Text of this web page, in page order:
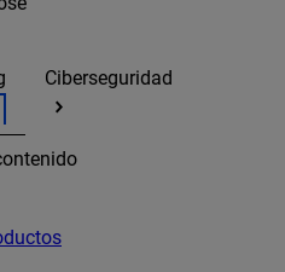
Ciberseguridad